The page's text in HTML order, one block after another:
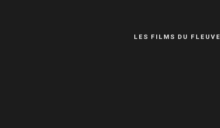
LES FILMS DU FLEUVE